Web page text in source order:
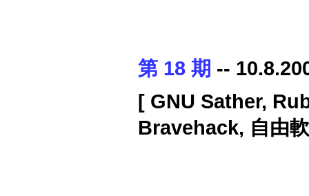
第 18 期 --
[ GNU Sather,
Bravehack, 自由